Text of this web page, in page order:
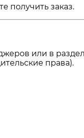
получить заказ.
или в
права).